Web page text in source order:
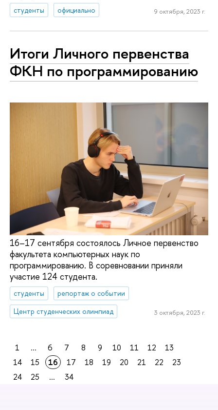
студенты официально 9 октября, 2023 г.
Итоги Личного первенства
ФКН по про­грам­ми­ро­ва­нию
16–17 сентября состоялось Личное первенство
факультета компьютерных наук по
программированию. В соревновании приняли
участие 124 студента.
студенты
репортаж о событии
Центр студенческих олимпиад
3 октября, 2023 г.
1 ... 6 7 8 9 10 11 12
13
14
15 16 17 18 19 20 21 22
23
24
25 ... 34